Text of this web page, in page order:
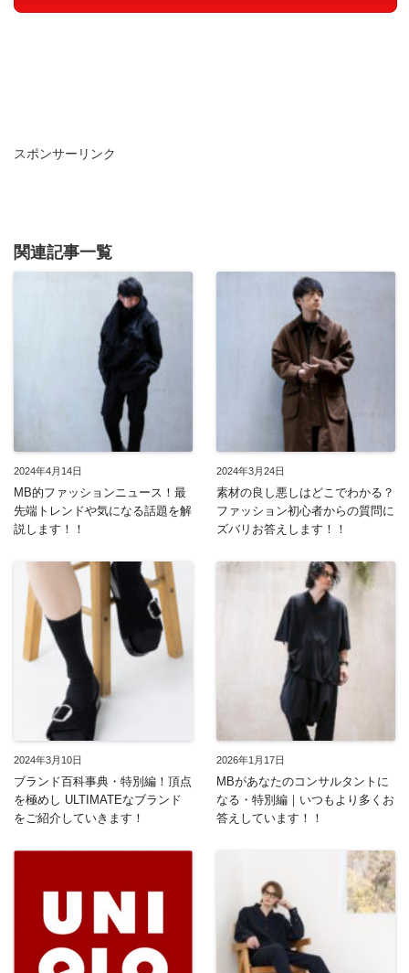
スポンサーリンク
関連記事一覧
2024年4月14日
MB的ファッションニュース！最
先端トレンドや気になる話題を解
説します！！
2024年3月24日
素材の良し悪しはどこでわかる？
ファッション初心者からの質問に
ズバリお答えします！！
2024年3月10日
ブランド百科事典・特別編！頂点
を極めし ULTIMATEなブランド
をご紹介していきます！
2026年1月17日
MBがあなたのコンサルタントに
なる・特別編｜いつもより多くお
答えしています！！